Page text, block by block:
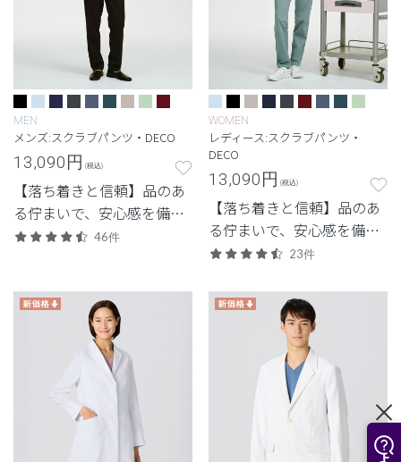
MEN
メンズ:スクラブパンツ・DECO
13,090円 (税込)
【落ち着きと信頼】品のあ
る佇まいで、安心感を備え
た定番シリーズ。
46件
WOMEN
レディース:スクラブパンツ・
DECO
13,090円 (税込)
【落ち着きと信頼】品のあ
る佇まいで、安心感を備え
た定番シリーズ。
23件